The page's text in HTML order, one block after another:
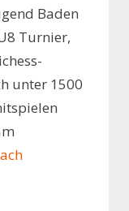
Baden
Turnier,
unter 1500